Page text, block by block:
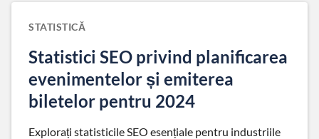
STATISTICĂ
Statistici SEO privind planificarea
evenimentelor și emiterea
biletelor pentru 2024
Explorați statisticile SEO esențiale pentru industriile